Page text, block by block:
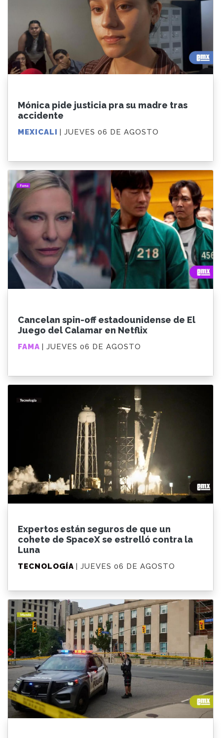
Mónica pide justicia pra su madre tras
accidente
MEXICALI | JUEVES 06 DE AGOSTO
Cancelan spin-off estadounidense de El
Juego del Calamar en Netflix
FAMA | JUEVES 06 DE AGOSTO
Expertos están seguros de que un
cohete de SpaceX se estrelló contra la
Luna
TECNOLOGÍA | JUEVES 06 DE AGOSTO